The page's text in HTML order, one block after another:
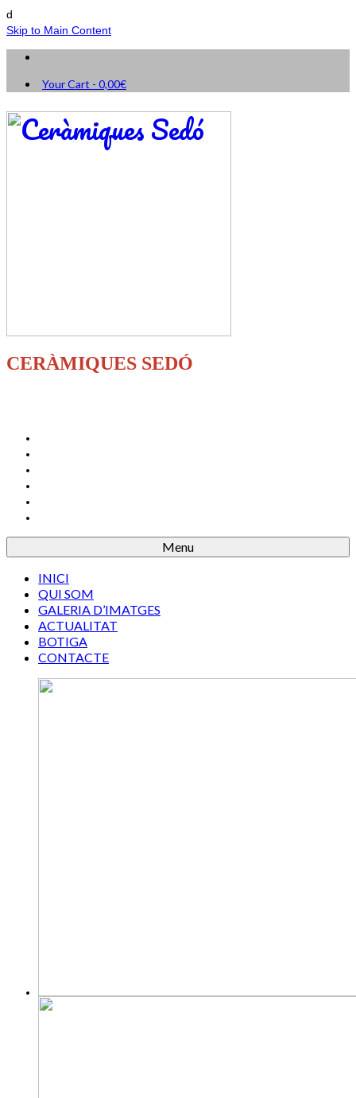
d
Skip to Main Content
Your Cart - 0,00€
CERÀMIQUES SEDÓ
Menu
INICI
QUI SOM
GALERIA D’IMATGES
ACTUALITAT
BOTIGA
CONTACTE